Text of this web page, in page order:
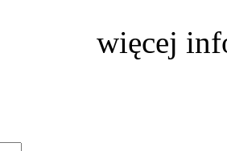
więcej